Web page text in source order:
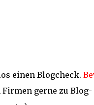
einen Blogcheck.
gerne zu Blog-